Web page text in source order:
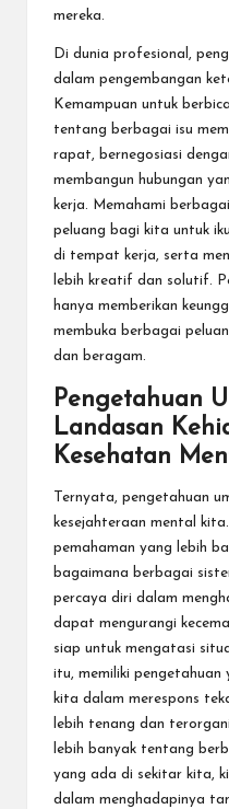
mereka.
Di dunia profesional,
dalam pengembangan
Kemampuan untuk
tentang berbagai isu
rapat, bernegosiasi
membangun hubungan
kerja. Memahami
peluang bagi kita untuk
di tempat kerja, serta
lebih kreatif dan solutif.
hanya memberikan
membuka berbagai
dan beragam.
Pengetahuan
Landasan
Kesehatan
Ternyata, pengetahuan
kesejahteraan mental
pemahaman yang lebih
bagaimana berbagai
percaya diri dalam
dapat mengurangi
siap untuk mengatasi
itu, memiliki pengetahuan
kita dalam merespons
lebih tenang dan
lebih banyak tentang
yang ada di sekitar kita,
dalam menghadapinya